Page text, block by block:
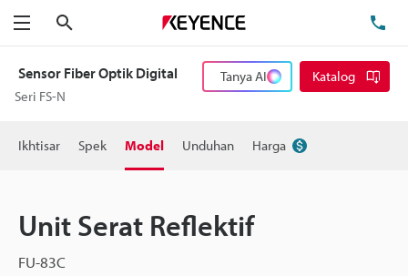
Menu
Sensor Fiber Optik Digital
Seri FS-N
Tanya AI Katalog
Ikhtisar Spek Model Unduhan Harga
Unit Serat Reflektif
FU-83C